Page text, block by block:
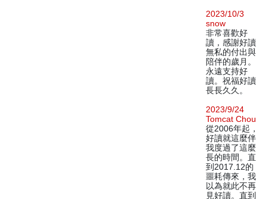
2023/10/3
snow
非常喜歡好
讀，感謝好讀
無私的付出與
陪伴的歲月。
永遠支持好
讀。祝福好讀
長長久久。
2023/9/24
Tomcat Chou
從2006年起，
好讀就這麼伴
我度過了這麼
長的時間。直
到2017.12的
噩耗傳來，我
以為就此不再
見好讀。直到